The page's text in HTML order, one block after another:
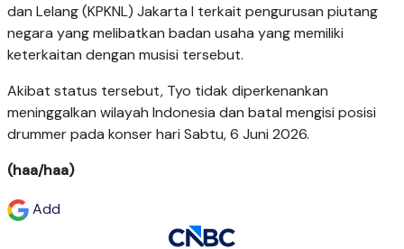
dan Lelang (KPKNL) Jakarta I terkait pengurusan piutang
negara yang melibatkan badan usaha yang memiliki
keterkaitan dengan musisi tersebut.
Akibat status tersebut, Tyo tidak diperkenankan
meninggalkan wilayah Indonesia dan batal mengisi posisi
drummer pada konser hari Sabtu, 6 Juni 2026.
(haa/haa)
Add